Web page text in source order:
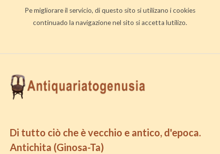
Pe migliorare il servicio, di questo sito si utilizano i cookies
continuado la navigazione nel sito si accetta lutilizo.
Di tutto ciò che è vecchio e antico, d'epoca.
Antichita (Ginosa-Ta)